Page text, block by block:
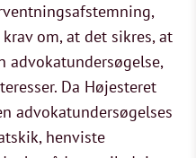
om, at det sikres, at
advokatundersøgelse,
Da Højesteret
advokatundersøgelses
henviste